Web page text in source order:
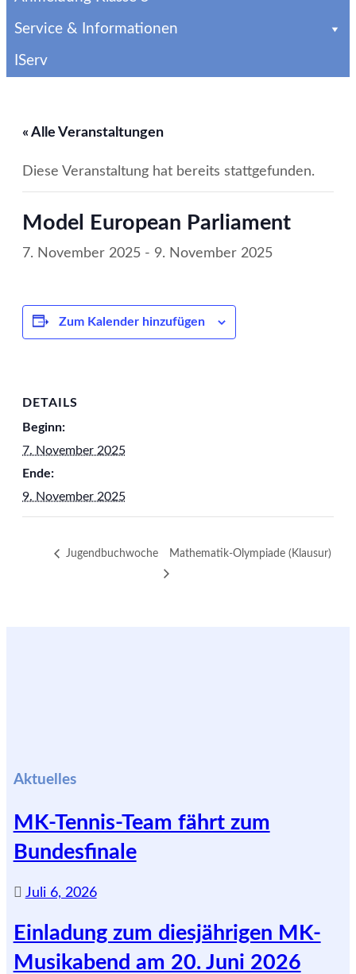
Service & Informationen
IServ
« Alle Veranstaltungen
Diese Veranstaltung hat bereits stattgefunden.
Model European Parliament
7. November 2025 - 9. November 2025
Zum Kalender hinzufügen
DETAILS
Beginn:
7. November 2025
Ende:
9. November 2025
Jugendbuchwoche Mathematik-Olympiade (Klausur)
Aktuelles
MK-Tennis-Team fährt zum
Bundesfinale
Juli 6, 2026
Einladung zum diesjährigen MK-
Musikabend am 20. Juni 2026